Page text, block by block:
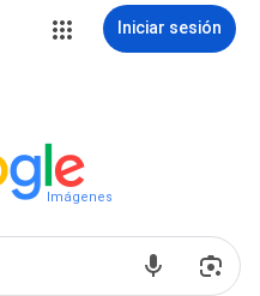
Iniciar sesión
Imágenes